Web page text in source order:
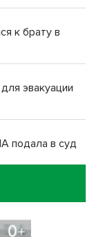
к брату в
эвакуации
подала в суд